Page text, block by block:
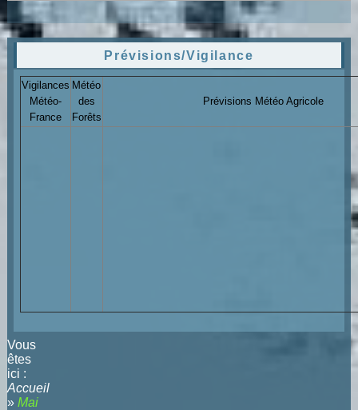
Prévisions/Vigilance
Vigilances
Météo-
France
Météo
des
Forêts
Prévisions Météo Agricole
Vous
êtes
ici :
Accueil
» Mai